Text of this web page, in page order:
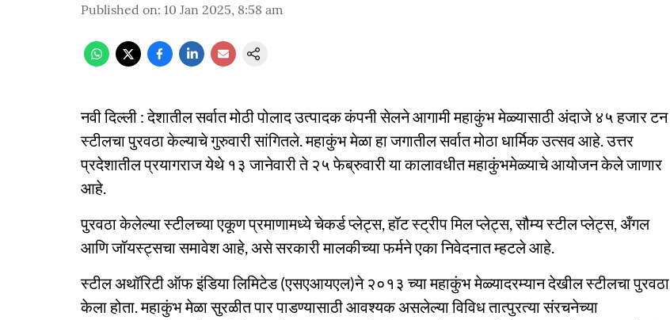
Published on: 10 Jan 2025, 8:58 am
नवी दिल्ली : देशातील सर्वात मोठी पोलाद उत्पादक कंपनी सेलने आगामी महाकुंभ मेळ्यासाठी अंदाजे ४५ हजार टन
स्टीलचा पुरवठा केल्याचे गुरुवारी सांगितले. महाकुंभ मेळा हा जगातील सर्वात मोठा धार्मिक उत्सव आहे. उत्तर
प्रदेशातील प्रयागराज येथे १३ जानेवारी ते २५ फेब्रुवारी या कालावधीत महाकुंभमेळ्याचे आयोजन केले जाणार
आहे.
पुरवठा केलेल्या स्टीलच्या एकूण प्रमाणामध्ये चेकर्ड प्लेट्स, हॉट स्ट्रीप मिल प्लेट्स, सौम्य स्टील प्लेट्स, अँगल
आणि जॉयस्ट्सचा समावेश आहे, असे सरकारी मालकीच्या फर्मने एका निवेदनात म्हटले आहे.
स्टील अथॉरिटी ऑफ इंडिया लिमिटेड (एसएआयएल)ने २०१३ च्या महाकुंभ मेळ्यादरम्यान देखील स्टीलचा पुरवठा
केला होता. महाकुंभ मेळा सुरळीत पार पाडण्यासाठी आवश्यक असलेल्या विविध तात्पुरत्या संरचनेच्या